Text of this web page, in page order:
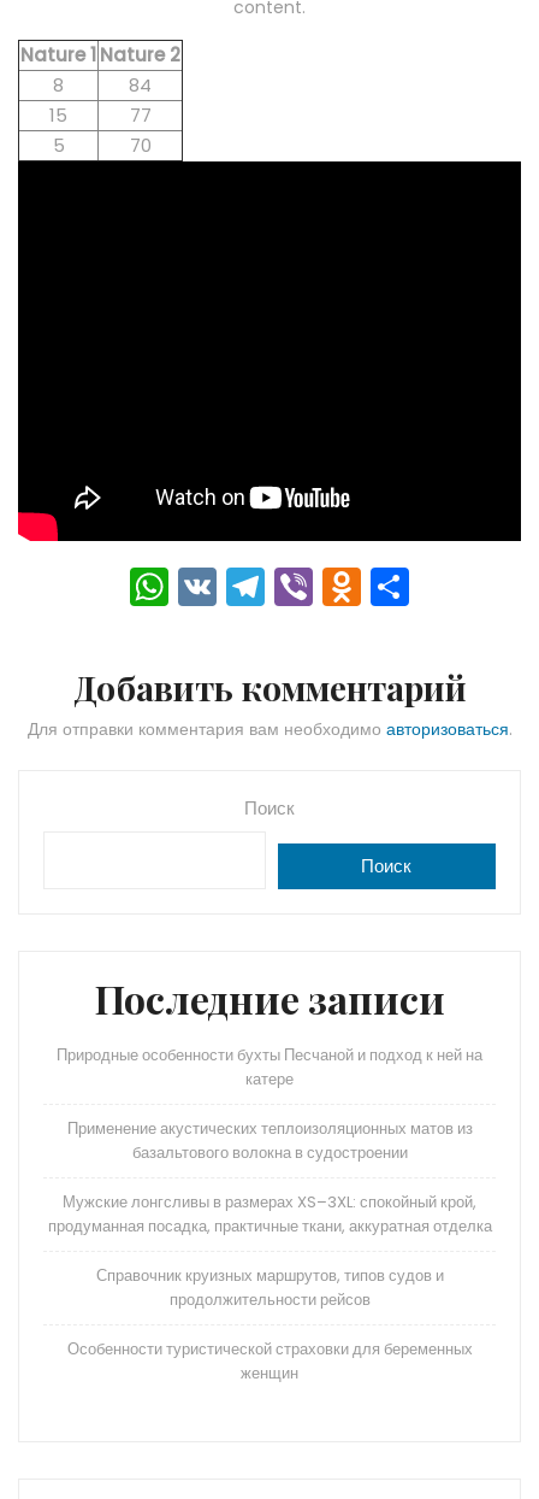
content.
Nature 1Nature 2
8
84
15
77
5
70
W
h
ts
A
V
K
T
el
gr
a
Vi
b
O
d
o
kl
s
ni
а
в
Добавить комментарий
Для отправки комментария вам необходимо авторизоваться.
Поиск
Поиск
Последние записи
Природные особенности бухты Песчаной и подход к ней на
катере
Применение акустических теплоизоляционных матов из
базальтового волокна в судостроении
Мужские лонгсливы в размерах XS–3XL: спокойный крой,
продуманная посадка, практичные ткани, аккуратная отделка
Справочник круизных маршрутов, типов судов и
продолжительности рейсов
Особенности туристической страховки для беременных
женщин